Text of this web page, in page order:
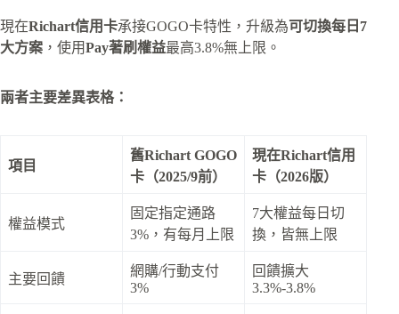
現在Richart信用卡承接GOGO卡特性，升級為可切換每日7
大方案 ，使用Pay著刷權益最高3.8%無上限。
兩者主要差異表格：
項目
舊Richart GOGO
卡（2025/9前）
現在Richart信用
卡（2026版）
權益模式
固定指定通路
3%，有每月上限
7大權益每日切
換，皆無上限
主要回饋
網購/行動支付
3%
回饋擴大
3.3%-3.8%